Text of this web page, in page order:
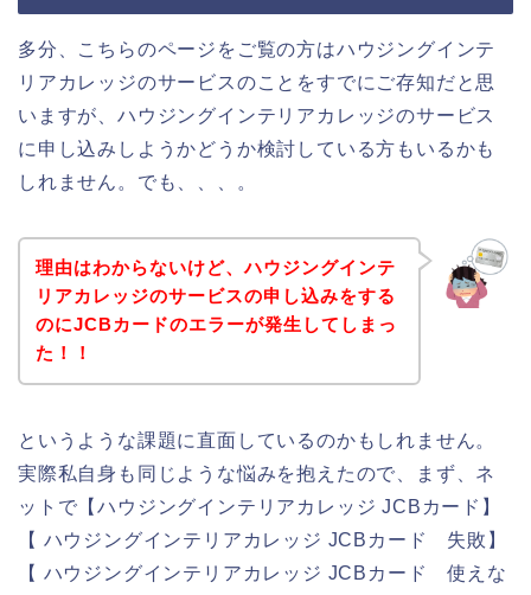
多分、こちらのページをご覧の方はハウジングインテ
リアカレッジのサービスのことをすでにご存知だと思
いますが、ハウジングインテリアカレッジのサービス
に申し込みしようかどうか検討している方もいるかも
しれません。でも、、、。
理由はわからないけど、ハウジングインテ
リアカレッジのサービスの申し込みをする
のにJCBカードのエラーが発生してしまっ
た！！
というような課題に直面しているのかもしれません。
実際私自身も同じような悩みを抱えたので、まず、ネ
ットで【ハウジングインテリアカレッジ JCBカード】
【 ハウジングインテリアカレッジ JCBカード 失敗】
【 ハウジングインテリアカレッジ JCBカード 使えな